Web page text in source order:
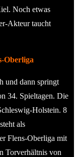
Noch etwas
Akteur taucht
Oberliga
und dann springt
34. Spieltagen. Die
Holstein. 8
als
Flens-Oberliga mit
Torverhältnis von